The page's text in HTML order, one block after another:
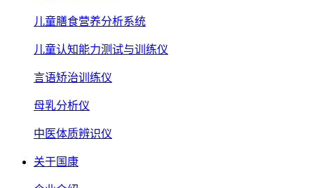
儿童膳食营养分析系统
儿童认知能力测试与训练仪
言语矫治训练仪
母乳分析仪
中医体质辨识仪
关于国康